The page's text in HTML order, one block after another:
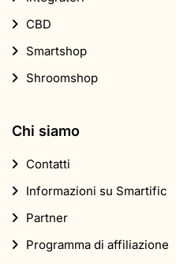
CBD
Smartshop
Shroomshop
Chi siamo
Contatti
Informazioni su Smartific
Partner
Programma di affiliazione